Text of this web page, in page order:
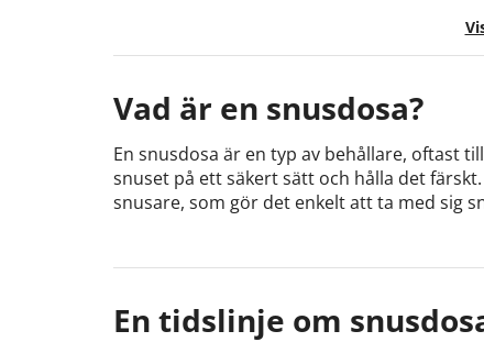
Vad är en snusdosa?
En snusdosa är en typ av behållare, oftast
snuset på ett säkert sätt och hålla det
snusare, som gör det enkelt att ta med sig
En tidslinje om